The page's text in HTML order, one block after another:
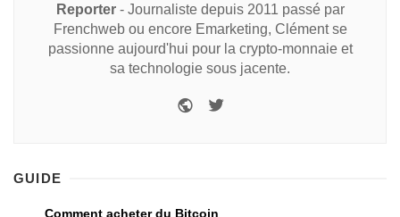
Reporter- Journaliste depuis 2011 passé par
Frenchweb ou encore Emarketing, Clément se
passionne aujourd'hui pour la crypto-monnaie et
sa technologie sous jacente.
GUIDE
Comment acheter du Bitcoin